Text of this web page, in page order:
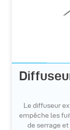
Le diffuseur
empêche les
de serrage et